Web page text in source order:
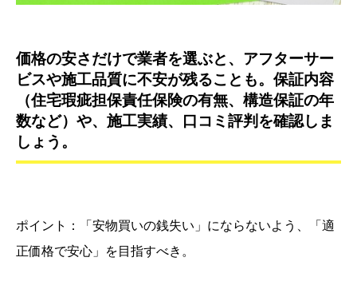
価格の安さだけで業者を選ぶと、アフターサー
ビスや施工品質に不安が残ることも。保証内容
（住宅瑕疵担保責任保険の有無、構造保証の年
数など）や、施工実績、口コミ評判を確認しま
しょう。
ポイント：「安物買いの銭失い」にならないよう、「適
正価格で安心」を目指すべき。